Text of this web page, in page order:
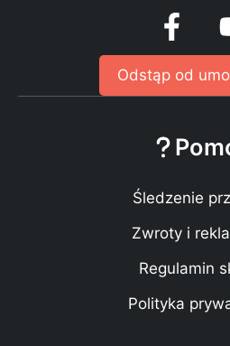
Odstąp od
Śledzenie
Zwroty i
Regulamin
Polityka